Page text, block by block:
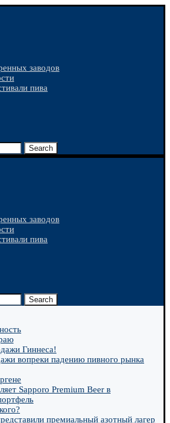
заводов
пива
Search
заводов
пива
Search
Гиннеса!
вопреки падению пивного рынка
Sapporo Premium Beer в
премиальный азотный лагер